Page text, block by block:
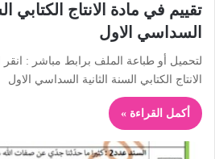
تقييم في مادة الانتاج الكتابي
السداسي الاول
لتحميل أو طباعة الملف برابط مباشر : انقر
الانتاج الكتابي السنة الثانية السداسي الاول
أكمل القراءة »